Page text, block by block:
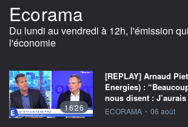
Ecorama
Du lundi au vendredi à 12h, l'émission
l'économie
16'26
[REPLAY] Arnaud
Energies) :
nous disent :
information fournie par
ECORAMA • 06 août